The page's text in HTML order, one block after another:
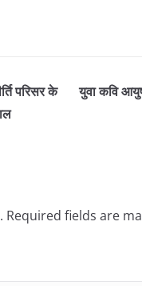
परिसर के
युवा कवि
Required fields are